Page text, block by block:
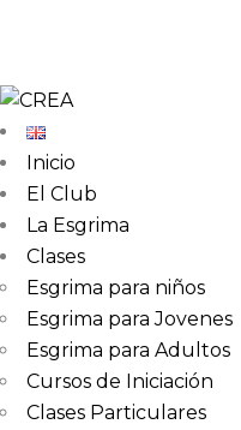
Inicio
El Club
La Esgrima
Clases
Esgrima para niños
Esgrima para Jovenes
Esgrima para Adultos
Cursos de Iniciación
Clases Particulares